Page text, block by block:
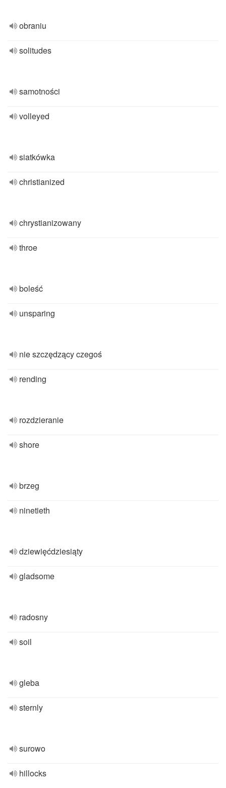
obraniu
solitudes
samotności
volleyed
siatkówka
christianized
chrystianizowany
throe
boleść
unsparing
nie szczędzący czegoś
rending
rozdzieranie
shore
brzeg
ninetieth
dziewięćdziesiąty
gladsome
radosny
soil
gleba
sternly
surowo
hillocks